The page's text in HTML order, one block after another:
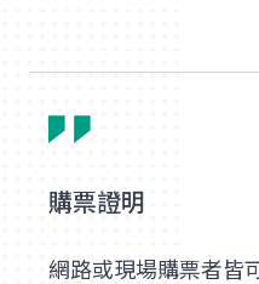
購票證明
網路或現場購票者皆